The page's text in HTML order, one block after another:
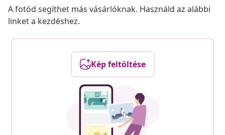
A fotód segíthet más vásárlóknak. Használd az alábbi
linket a kezdéshez.
Kép feltöltése